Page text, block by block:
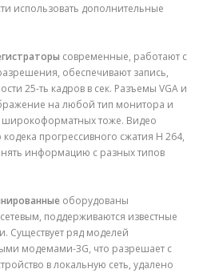
использовать дополнительные
современные, работают с
обеспечивают запись,
25-ть кадров в сек. Разъемы VGA и
на любой тип монитора и
тоже. Видео
прогрессивного сжатия H 264,
информацию с разных типов
оборудованы
поддерживаются известные
Существует ряд моделей
модемами-3G, что разрешает с
в локальную сеть, удалено